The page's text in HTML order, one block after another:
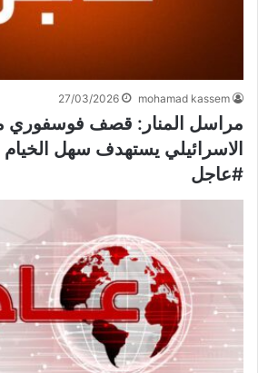
mohamad kassem
27/03/2026
مراسل المنار: قصف فوسفوري
الاسرائيلي يستهدف سهل الخيام
#عاجل